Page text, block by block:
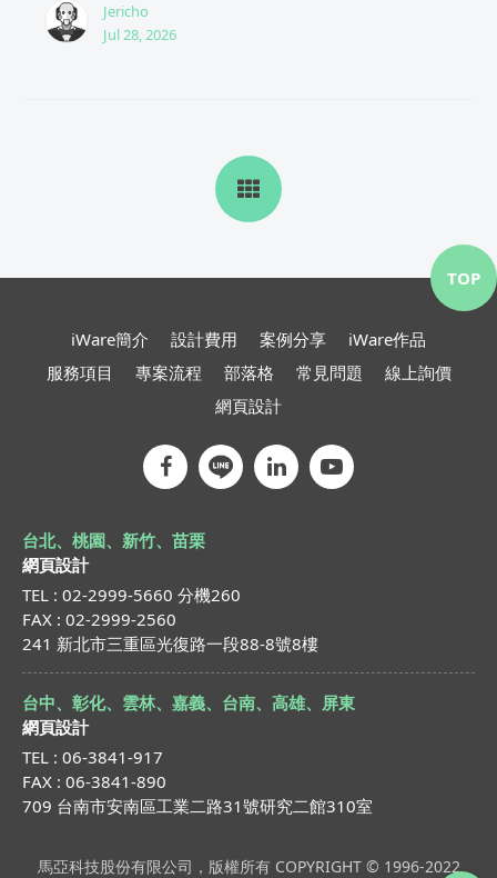
Jericho
Jul 28, 2026
iWare簡介 設計費用 案例分享
iWare作品
服務項目
專案流程 部落格 常見問題
線上詢價
網頁設計
台北、桃園、新竹、苗栗
網頁設計
TEL : 02-2999-5660 分機260
FAX : 02-2999-2560
241 新北市三重區光復路一段88-8號8樓
台中、彰化、雲林、嘉義、台南、高雄、屏東
網頁設計
TEL : 06-3841-917
FAX : 06-3841-890
709 台南市安南區工業二路31號研究二館310室
馬亞科技股份有限公司，版權所有 COPYRIGHT © 1996-2022
TOP